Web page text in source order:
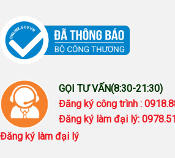
GỌI TƯ VẤN(8:30-21:30)
Đăng ký công trình :
Đăng ký làm đại lý:
Đăng ký làm đại lý